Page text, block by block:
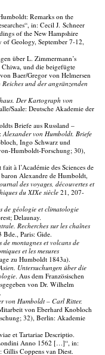
Remarks on the
in: Cecil J. Schneer
of the New Hampshire
Geology, September 7-12,
über L. Zimmermann’s
Chiwa, und die beigefügte
Baer/Gregor von Helmersen
Reiches und der angränzenden
Der Kartograph von
Saale: Deutsche Akademie der
Briefe aus Russland –
Alexander von Humboldt. Briefe
Ingo Schwarz und
Humboldt-Forschung; 30),
à l’Académie des Sciences de
Alexandre de Humboldt,
des voyages, découvertes et
du XIXe siècle21, 207-
de géologie et climatologie
Delaunay.
Recherches sur les chaînes
Bde., Paris: Gide.
de montagnes et volcans de
et les mesures
zu Humboldt 1843a).
Untersuchungen über die
. Aus dem Französischen
von Dr. Wilhelm
von Humboldt – Carl Ritter.
von Eberhard Knobloch
32), Berlin: Akademie
et Tartariae Descriptio.
Anno 1562 […]“, in:
Gillis Coppens van Diest.